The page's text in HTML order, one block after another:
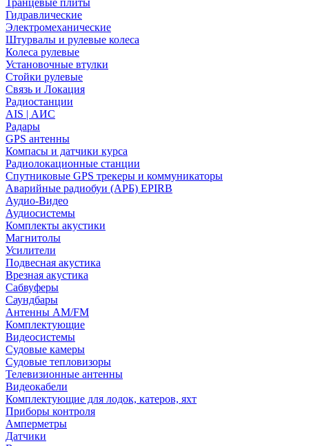
Транцевые плиты
Гидравлические
Электромеханические
Штурвалы и рулевые колеса
Колеса рулевые
Установочные втулки
Стойки рулевые
Связь и Локация
Радиостанции
AIS | АИС
Радары
GPS антенны
Компасы и датчики курса
Радиолокационные станции
Спутниковые GPS трекеры и коммуникаторы
Аварийные радиобуи (АРБ) EPIRB
Аудио-Видео
Аудиосистемы
Комплекты акустики
Магнитолы
Усилители
Подвесная акустика
Врезная акустика
Сабвуферы
Саундбары
Антенны AM/FM
Комплектующие
Видеосистемы
Судовые камеры
Cудовые тепловизоры
Телевизионные антенны
Видеокабели
Комплектующие для лодок, катеров, яхт
Приборы контроля
Амперметры
Датчики